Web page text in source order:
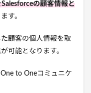
の顧客情報と
す。
顧客の個人情報を取
可能となります。
to Oneコミュニケ